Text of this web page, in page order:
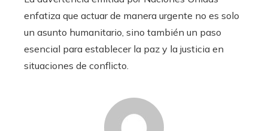
enfatiza que actuar de manera urgente no es solo
un asunto humanitario, sino también un paso
esencial para establecer la paz y la justicia en
situaciones de conflicto.